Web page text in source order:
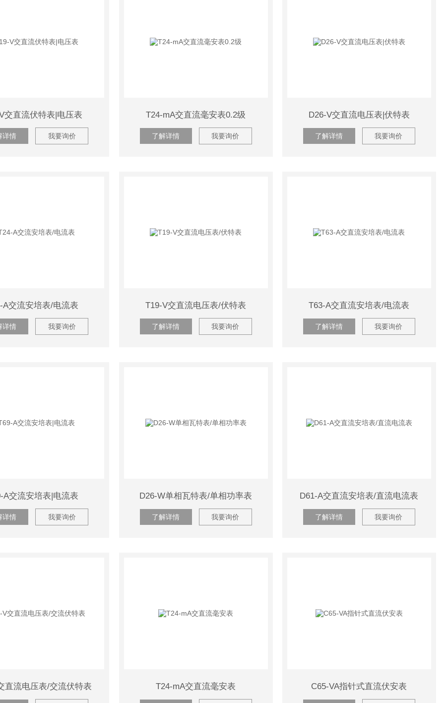
交直流伏特表|电压表
详情 我要询价
T24-mA交直流毫安表0.2级
了解详情 我要询价
D26-V交直流电压表|伏特表
了解详情 我要询价
A交流安培表/电流表
详情 我要询价
T19-V交直流电压表/伏特表
了解详情 我要询价
T63-A交直流安培表/电流表
了解详情 我要询价
A交流安培表|电流表
详情 我要询价
D26-W单相瓦特表/单相功率表
了解详情 我要询价
D61-A交直流安培表/直流电流表
了解详情 我要询价
直流电压表/交流伏特表 T24-mA交直流毫安表 C65-VA指针式直流伏安表